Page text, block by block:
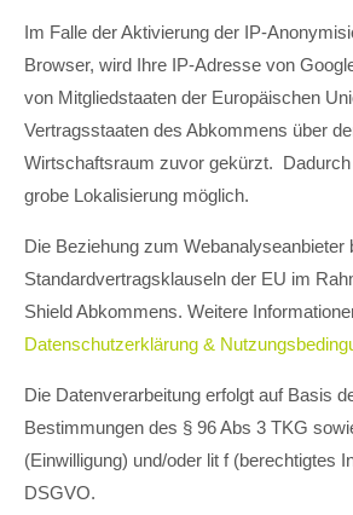
Im Falle der Aktivierung der IP-
Browser, wird Ihre IP-Adresse von
von Mitgliedstaaten der Europäischen
Vertragsstaaten des Abkommens über
Wirtschaftsraum zuvor gekürzt.
grobe Lokalisierung möglich.
Die Beziehung zum Webanalyseanbieter
Standardvertragsklauseln der EU im
Shield Abkommens. Weitere
Datenschutzerklärung &
Die Datenverarbeitung erfolgt auf Basis
Bestimmungen des § 96 Abs 3 TKG
(Einwilligung) und/oder lit f (berechtigtes
DSGVO.